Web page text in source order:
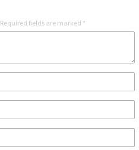
Required fields are marked *